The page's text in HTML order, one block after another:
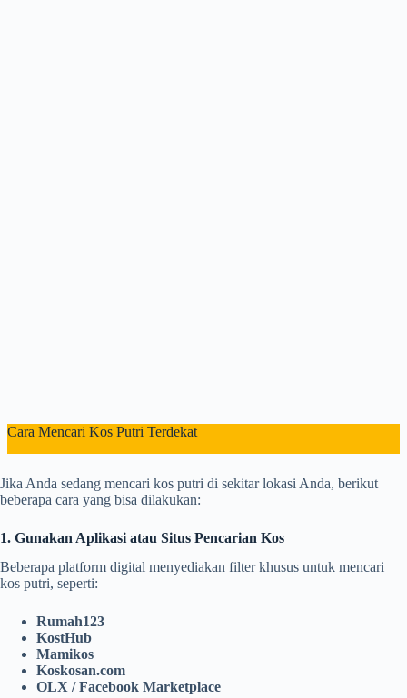
Cara Mencari Kos Putri Terdekat
Jika Anda sedang mencari kos putri di sekitar lokasi Anda, berikut
beberapa cara yang bisa dilakukan:
1. Gunakan Aplikasi atau Situs Pencarian Kos
Beberapa platform digital menyediakan filter khusus untuk mencari
kos putri, seperti:
Rumah123
KostHub
Mamikos
Koskosan.com
OLX / Facebook Marketplace